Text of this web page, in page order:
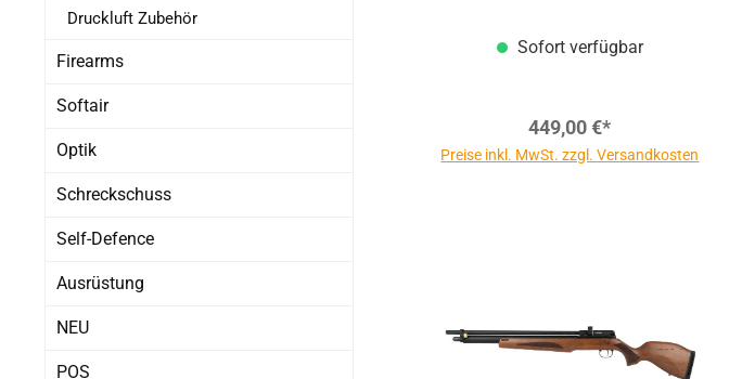
Druckluft Zubehör
Firearms
Softair
Optik
Schreckschuss
Self-Defence
Ausrüstung
NEU
POS
Sofort verfügbar
449,00 €*
Preise inkl. MwSt. zzgl. Versandkosten